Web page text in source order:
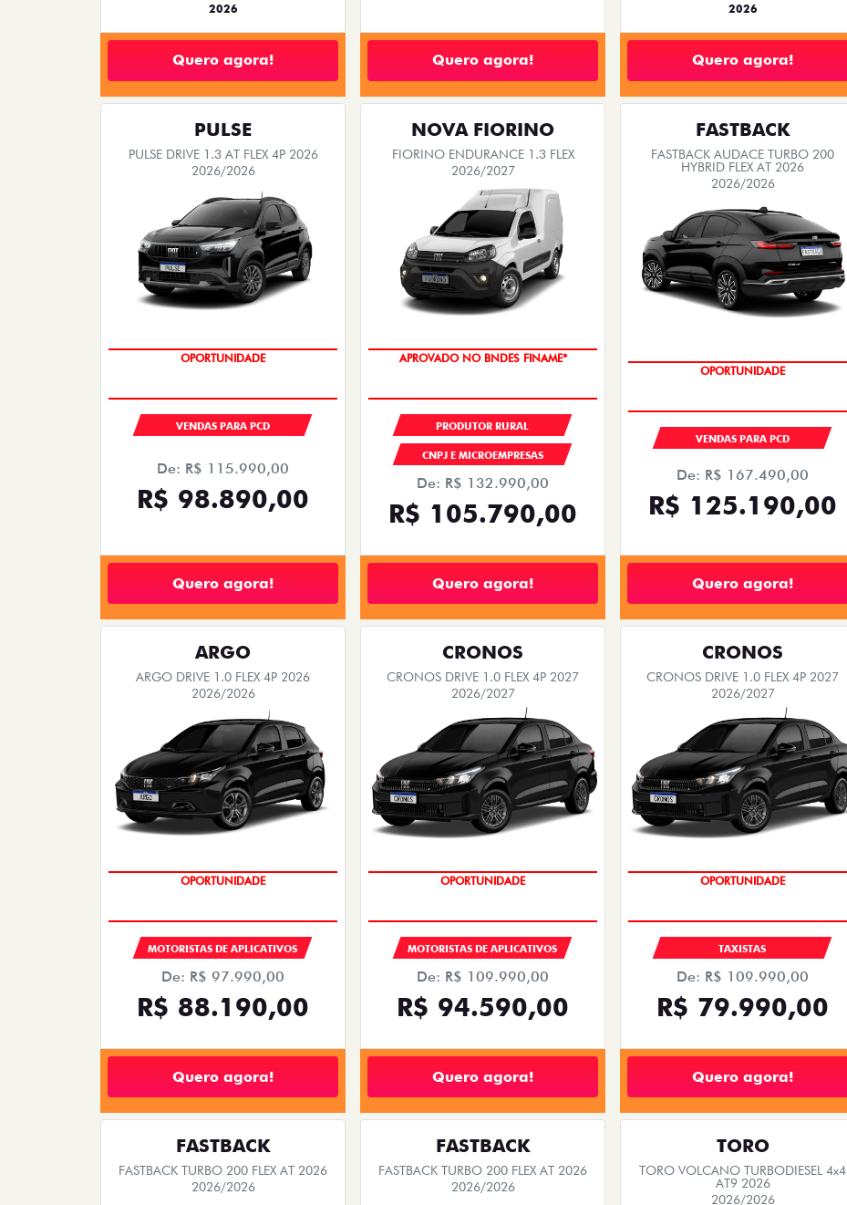
2026
Quero agora! Quero agora!
2026
Quero agora!
PULSE
PULSE DRIVE 1.3 AT FLEX 4P 2026
2026/2026
OPORTUNIDADE
VENDAS PARA PCD
De: R$ 115.990,00
R$ 98.890,00
Quero agora!
NOVA FIORINO
FIORINO ENDURANCE 1.3 FLEX
2026/2027
APROVADO NO BNDES FINAME*
PRODUTOR RURAL
CNPJ E MICROEMPRESAS
De: R$ 132.990,00
R$ 105.790,00
Quero agora!
FASTBACK
FASTBACK AUDACE TURBO 200
HYBRID FLEX AT 2026
2026/2026
OPORTUNIDADE
VENDAS PARA PCD
De: R$ 167.490,00
R$ 125.190,00
Quero agora!
ARGO
ARGO DRIVE 1.0 FLEX 4P 2026
2026/2026
OPORTUNIDADE
MOTORISTAS DE APLICATIVOS
De: R$ 97.990,00
R$ 88.190,00
Quero agora!
CRONOS
CRONOS DRIVE 1.0 FLEX 4P 2027
2026/2027
OPORTUNIDADE
MOTORISTAS DE APLICATIVOS
De: R$ 109.990,00
R$ 94.590,00
Quero agora!
CRONOS
CRONOS DRIVE 1.0 FLEX 4P 2027
2026/2027
OPORTUNIDADE
TAXISTAS
De: R$ 109.990,00
R$ 79.990,00
Quero agora!
FASTBACK
FASTBACK TURBO 200 FLEX AT 2026
2026/2026
FASTBACK
FASTBACK TURBO 200 FLEX AT 2026
2026/2026
TORO
TORO VOLCANO TURBODIESEL 4x4
AT9 2026
2026/2026